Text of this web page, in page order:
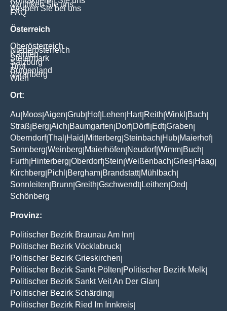
Verlinken Sie uns
Werben Sie bei uns
FAQ
Österreich
Oberösterreich
Niederösterreich
Kärnten
Steiermark
Salzburg
Tirol
Burgenland
Vorarlberg
Wien
Ort:
Au Moos Aigen Grub Hof| Lehen Hart| Reith Winkl Bach
Straß Berg Aich Baumgarten Dorf| Dörfl Edt|Graben
Oberndorf|Thal Haid Mitterberg Steinbach Hub Maierhof|
Sonnberg Weinberg Maierhöfen Neudorf|Wimm Buch
Furth Hinterberg Oberdorf| Stein Weißenbach Gries Haag
Kirchberg Pichl Bergham Brandstatt| Mühlbach
Sonnleiten Brunn Greith Gschwendt| Leithen Oed
Schönberg
Provinz:
Politischer Bezirk Braunau Am Inn
Politischer Bezirk Vöcklabruck
Politischer Bezirk Grieskirchen
Politischer Bezirk Sankt Pölten Politischer Bezirk Melk
Politischer Bezirk Sankt Veit An Der Glan
Politischer Bezirk Schärding
Politischer Bezirk Ried Im Innkreis